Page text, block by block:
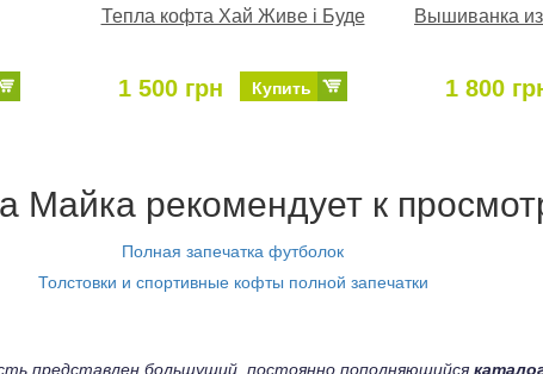
Тепла кофта Хай Живе і Буде
1 500 грн Купить
Вышиванка
1 800
Майка рекомендует к
Полная запечатка футболок
Толстовки и спортивные кофты полной запечатки
представлен большущий, постоянно пополняющийся